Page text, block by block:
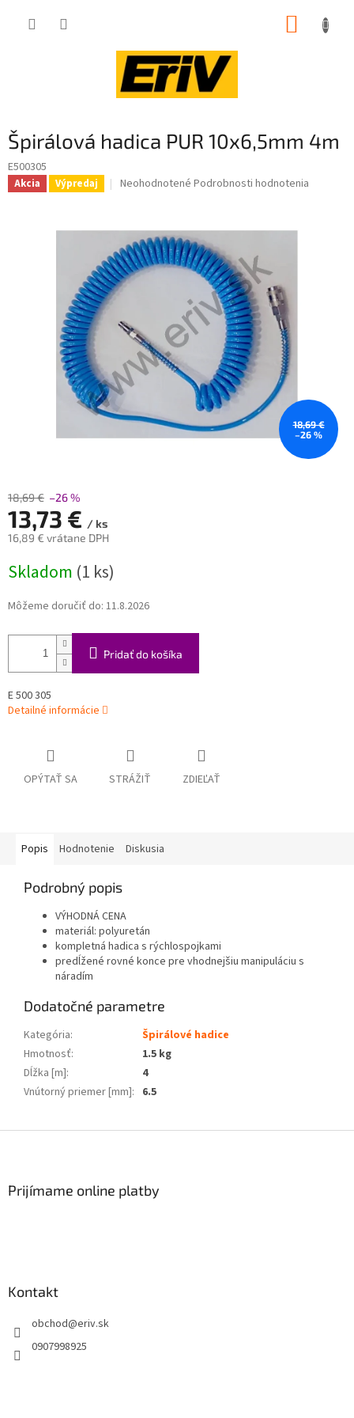
Špirálová hadica PUR 10x6,5mm 4m
E500305
Akcia Výpredaj
Priemerné
je
0,0
z
5
hviezdičiek.
Neohodnotené Podrobnosti hodnotenia
18,69 €
–26 %
18,69 € –26 %
13,73 € / ks
16,89 € vrátane DPH
cena:
Skladom (1 ks)
Môžeme doručiť do: 11.8.2026
Pridať do košíka
E 500 305
Detailné informácie
OPÝTAŤ SA STRÁŽIŤ ZDIEĽAŤ
Popis Hodnotenie Diskusia
Podrobný popis
VÝHODNÁ CENA
materiál: polyuretán
kompletná hadica s rýchlospojkami
predĺžené rovné konce pre vhodnejšiu manipuláciu s
náradím
Dodatočné parametre
Kategória:
Špirálové hadice
Hmotnosť:
1.5 kg
Dĺžka [m]:
4
Vnútorný priemer [mm]: 6.5
Prijímame online platby
Kontakt
obchod@eriv.sk
0907998925